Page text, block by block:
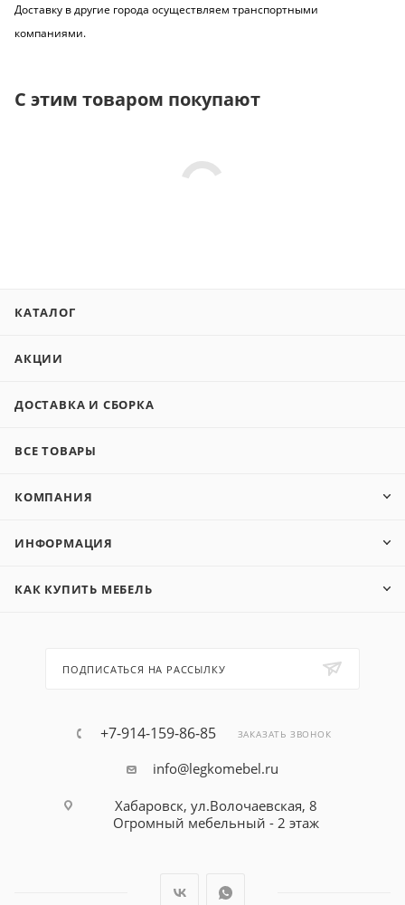
Доставку в другие города осуществляем транспортными
компаниями.
С этим товаром покупают
КАТАЛОГ
АКЦИИ
ДОСТАВКА И СБОРКА
ВСЕ ТОВАРЫ
КОМПАНИЯ
ИНФОРМАЦИЯ
КАК КУПИТЬ МЕБЕЛЬ
ПОДПИСАТЬСЯ НА РАССЫЛКУ
+7-914-159-86-85 ЗАКАЗАТЬ ЗВОНОК
info@legkomebel.ru
Хабаровск, ул.Волочаевская, 8
Огромный мебельный - 2 этаж